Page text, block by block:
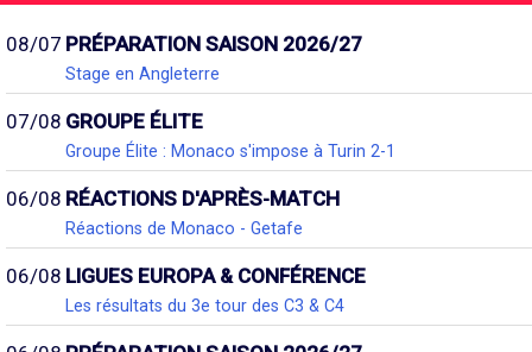
08/07 PRÉPARATION SAISON 2026/27
Stage en Angleterre
07/08 GROUPE ÉLITE
Groupe Élite : Monaco s'impose à Turin 2-1
06/08 RÉACTIONS D'APRÈS-MATCH
Réactions de Monaco - Getafe
06/08 LIGUES EUROPA & CONFÉRENCE
Les résultats du 3e tour des C3 & C4